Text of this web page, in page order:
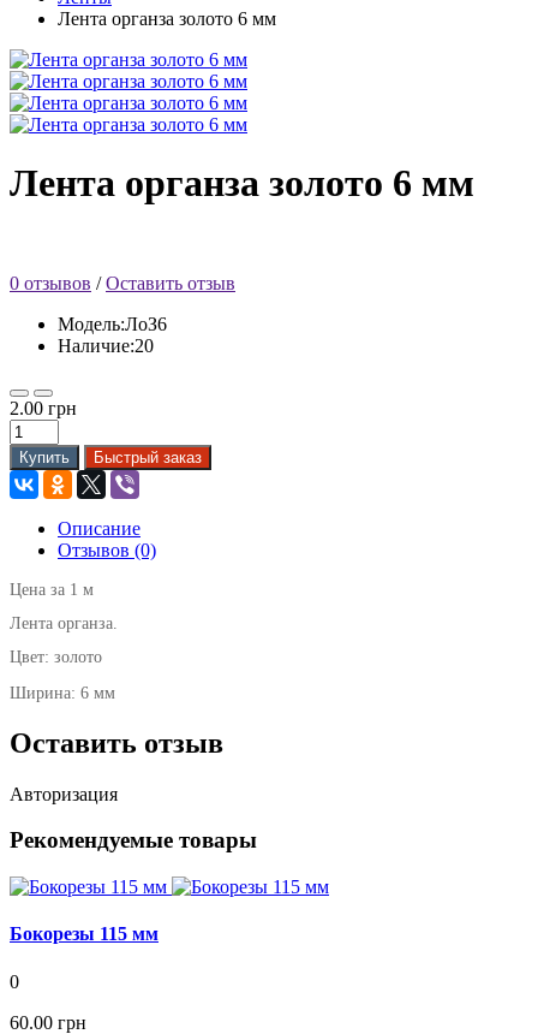
Лента органза золото 6 мм
Лента органза золото 6 мм
0 отзывов /Оставить отзыв
Модель:ЛоЗ6
Наличие:20
2.00 грн
Купить Быстрый заказ
Описание
Отзывов (0)
Цена за 1 м
Лента органза.
Цвет: золото
Ширина: 6 мм
Оставить отзыв
Авторизация
Рекомендуемые товары
Бокорезы 115 мм
0
60.00 грн